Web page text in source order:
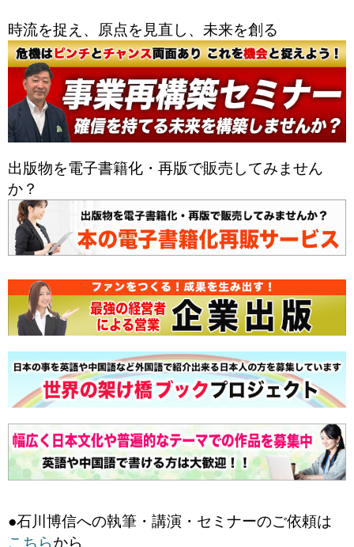
時流を捉え、原点を見直し、未来を創る
出版物を電子書籍化・再版で販売してみません
か？
●石川博信への執筆・講演・セミナーのご依頼は
こちらから